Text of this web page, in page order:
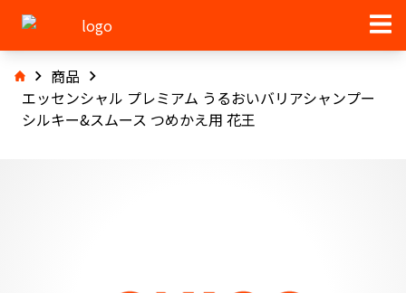
商品
エッセンシャル プレミアム うるおいバリアシャンプー
シルキー&スムース つめかえ用 花王